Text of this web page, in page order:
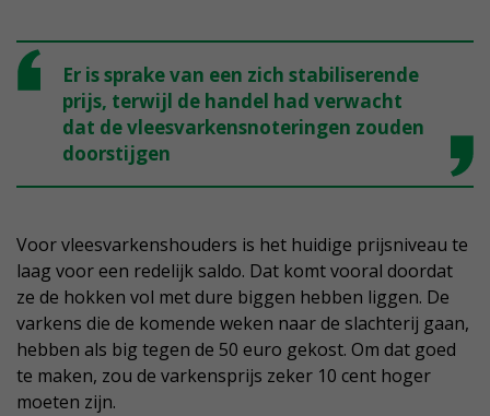
Er is sprake van een zich stabiliserende
prijs, terwijl de handel had verwacht
dat de vleesvarkensnoteringen zouden
doorstijgen
Voor vleesvarkenshouders is het huidige prijsniveau te
laag voor een redelijk saldo. Dat komt vooral doordat
ze de hokken vol met dure biggen hebben liggen. De
varkens die de komende weken naar de slachterij gaan,
hebben als big tegen de 50 euro gekost. Om dat goed
te maken, zou de varkensprijs zeker 10 cent hoger
moeten zijn.